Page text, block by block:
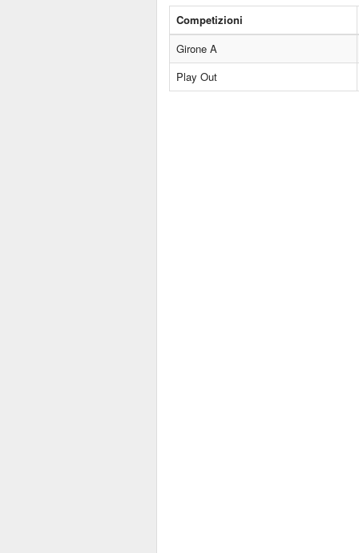
Competizioni
Girone A
Play Out